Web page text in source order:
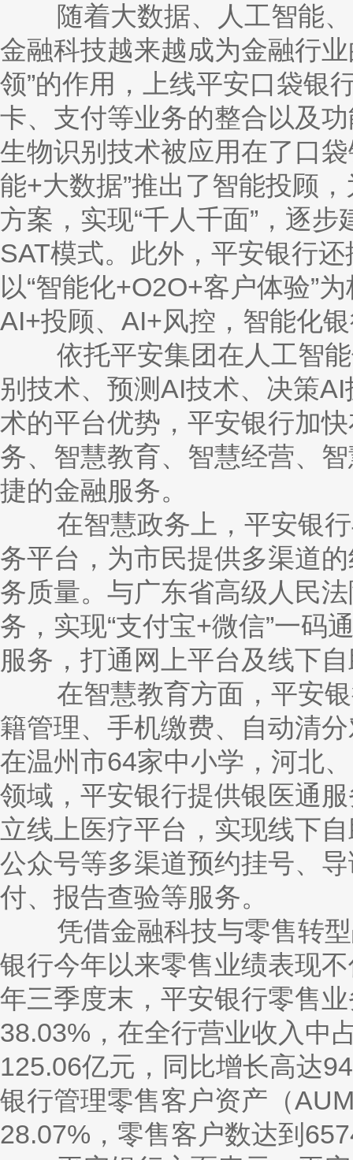
随着大数据、人工智能、
金融科技越来越成为金融行
领”的作用，上线平安口袋银
卡、支付等业务的整合以及功
生物识别技术被应用在了口
能+大数据”推出了智能投顾
方案，实现“千人千面”，逐
SAT模式。此外，平安银行
以“智能化+O2O+客户体验”
AI+投顾、AI+风控，智能化
依托平安集团在人工智能
别技术、预测 AI技术、决策
术的平台优势，平安银行加
务、智慧教育、智慧经营、
捷的金融服务。
在智慧政务上，平安银行
务平台，为市民提供多渠道
务质量。与广东省高级人民
务，实现“支付宝+微信”一码
服务，打通网上平台及线下
在智慧教育方面，平安银
籍管理、手机缴费、自动清
在温州市64家中小学，河北
领域，平安银行提供银医通
立线上医疗平台，实现线下
公众号等多渠道预约挂号、
付、报告查验等服务。
凭借金融科技与零售转型
银行今年以来零售业绩表现
年三季度末，平安银行零售
38.03%，在全行营业收入中
125.06亿元，同比增长高达
银行管理零售客户资产（
28.07%，零售客户数达到